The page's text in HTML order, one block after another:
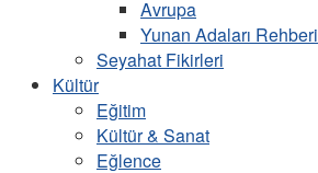
Avrupa
Yunan Adaları Rehberi
Seyahat Fikirleri
Kültür
Eğitim
Kültür & Sanat
Eğlence